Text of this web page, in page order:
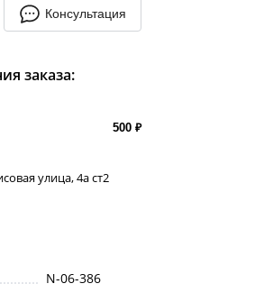
Консультация
заказа:
500 ₽
улица, 4а ст2
N-06-386